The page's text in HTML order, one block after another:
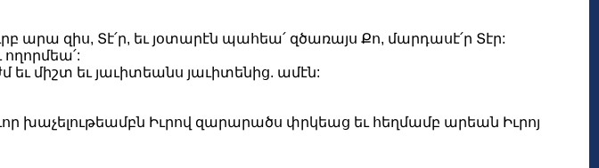
արա զիս, Տէ՛ր, եւ յօտարէն պահեա՛ զծառայս Քո, մարդասէ՛ր Տէր:
ողորմեա՛:
եւ միշտ եւ յաւիտեանս յաւիտենից. ամէն:
խաչելութեամբն Իւրով զարարածս փրկեաց եւ հեղմամբ արեան Իւրոյ